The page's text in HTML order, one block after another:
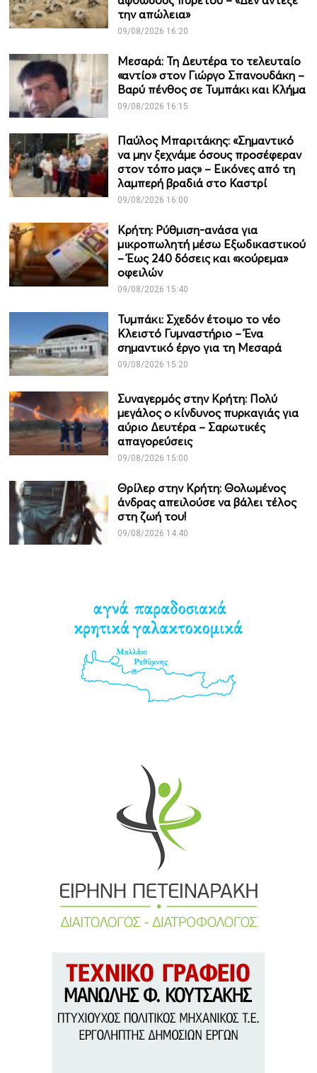
την απώλεια»
09/08/2026 16:20
Μεσαρά: Τη Δευτέρα το τελευταίο
«αντίο» στον Γιώργο Σπανουδάκη –
Βαρύ πένθος σε Τυμπάκι και Κλήμα
09/08/2026 16:15
Παύλος Μπαριτάκης: «Σημαντικό
να μην ξεχνάμε όσους προσέφεραν
στον τόπο μας» – Εικόνες από τη
λαμπερή βραδιά στο Καστρί
09/08/2026 16:00
Κρήτη: Ρύθμιση-ανάσα για
μικροπωλητή μέσω Εξωδικαστικού
– Έως 240 δόσεις και «κούρεμα»
οφειλών
09/08/2026 15:40
Τυμπάκι: Σχεδόν έτοιμο το νέο
Κλειστό Γυμναστήριο – Ένα
σημαντικό έργο για τη Μεσαρά
09/08/2026 15:20
Συναγερμός στην Κρήτη: Πολύ
μεγάλος ο κίνδυνος πυρκαγιάς για
αύριο Δευτέρα – Σαρωτικές
απαγορεύσεις
09/08/2026 15:00
Θρίλερ στην Κρήτη: Θολωμένος
άνδρας απειλούσε να βάλει τέλος
στη ζωή του!
09/08/2026 14:40